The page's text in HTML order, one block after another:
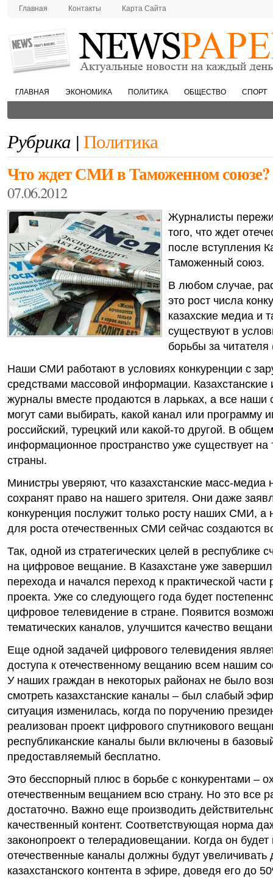
Главная Контакты Карта Сайта
ГЛАВНАЯ ЭКОНОМИКА ПОЛИТИКА ОБЩЕСТВО СПОРТ
Рубрика | Политика
Что ждет СМИ в Таможенном союзе?
07.06.2012
Журналисты
того, что ждет
после вступления
Таможенный союз.
В любом случае,
это рост числа
казахские медиа и
существуют в
борьбы за читателя
Наши СМИ работают в условиях конкуренции с
средствами массовой информации. Казахстанские
журналы вместе продаются в ларьках, а все наши
могут сами выбирать, какой канал или программу
российский, турецкий или какой-то другой. В
информационное пространство уже существует на
страны.
Министры уверяют, что казахстанские масс-медиа
сохранят право на нашего зрителя. Они даже
конкуренция послужит только росту наших СМИ, а
для роста отечественных СМИ сейчас создаются
Так, одной из стратегических целей в республике
на цифровое вещание. В Казахстане уже
перехода и начался переход к практической части
проекта. Уже со следующего года будет
цифровое телевидение в стране. Появится
тематических каналов, улучшится качество
Еще одной задачей цифрового телевидения
доступа к отечественному вещанию всем нашим
У наших граждан в некоторых районах не было
смотреть казахстанские каналы – был слабый
ситуация изменилась, когда по поручению
реализован проект цифрового спутникового
республиканские каналы были включены в
предоставляемый бесплатно.
Это бесспорный плюс в борьбе с конкурентами –
отечественным вещанием всю страну. Но это все
достаточно. Важно еще производить
качественный контент. Соответствующая норма
законопроект о телерадиовещании. Когда он будет
отечественные каналы должны будут увеличивать
казахстанского контента в эфире, доведя его до